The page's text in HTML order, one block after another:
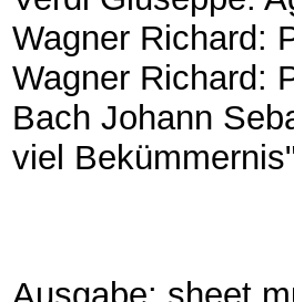
Wagner Richard:
Wagner Richard:
Bach Johann
viel